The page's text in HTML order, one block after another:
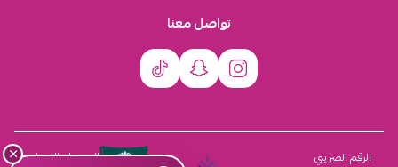
تواصل معنا
الرقم الضريبي السجل التجاري×